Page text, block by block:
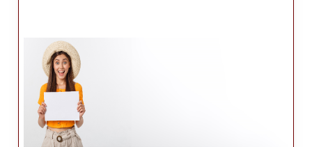
نفسها، إلا أن سافرانبولو مدرجة في قائمة اليونسكو
موقع التراث العالمي يقع في مكان قريب ويستحق
الزيارة بالتأكيد. هو - هي تشتهر بهندستها المعمارية
والمرصوفة بالحصى الشوارع والبيوت التراثية. تجول في
البلدة القديمة، وقم بزيارة البازارات التاريخية، واستمتع